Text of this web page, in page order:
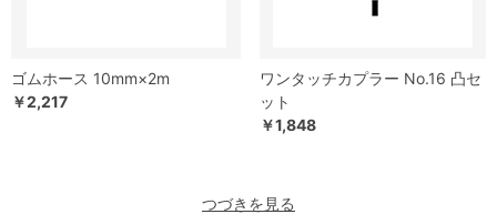
ゴムホース 10mm×2m
￥2,217
ワンタッチカプラー No.16 凸セ
ット
￥1,848
つづきを見る